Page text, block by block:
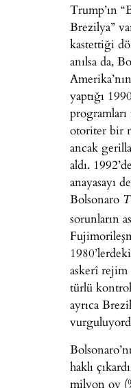
Trump’ın
Brezilya”
kastettiği
anılsa da,
yaptığı
otoriter bir
ancak
aldı.
anayasayı
Bolsonaro
sorunların
askerî
türlü
ayrıca
haklı
milyon oy